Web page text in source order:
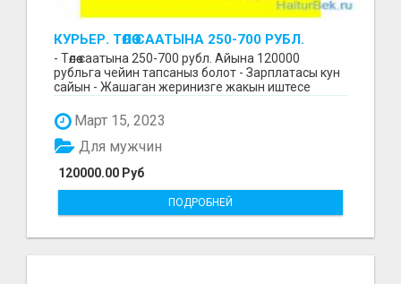
КУРЬЕР. ТӨЛӨӨ СААТЫНА 250-700 РУБЛ.
ЖУМУШ ГРАФИГИ СВОБОДНЫЙ. БЕЗ
ОПЫТА АЛАБЫЗ. ҮЙДҮН ЖАНЫНДА.
- Төлөө саатына 250-700 рубл. Айына 120000
рубльга чейин тапсаныз болот - Зарплатасы кун
сайын - Жашаган жеринизге жакын иштесе
Март 15, 2023
120000.00 Руб
Для мужчин
ПОДРОБНЕЙ